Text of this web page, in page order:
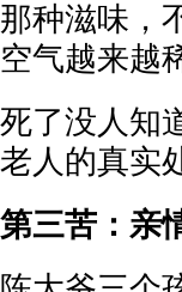
那种滋味，
空气越来越
死了没人知
老人的真实
第三苦：亲